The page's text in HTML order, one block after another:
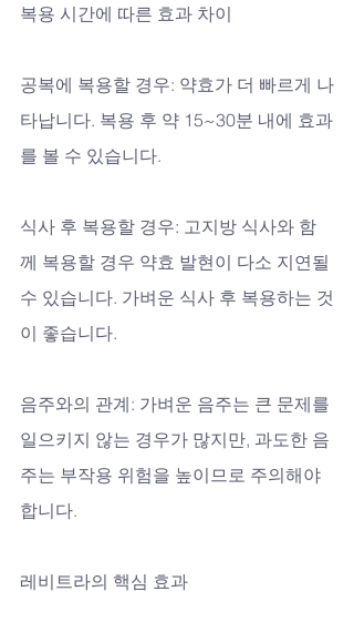
복용 시간에 따른 효과 차이
공복에 복용할 경우: 약효가 더 빠르게 나
타납니다. 복용 후 약 15~30분 내에 효과
를 볼 수 있습니다.
식사 후 복용할 경우: 고지방 식사와 함
께 복용할 경우 약효 발현이 다소 지연될
수 있습니다. 가벼운 식사 후 복용하는 것
이 좋습니다.
음주와의 관계: 가벼운 음주는 큰 문제를
일으키지 않는 경우가 많지만, 과도한 음
주는 부작용 위험을 높이므로 주의해야
합니다.
레비트라의 핵심 효과